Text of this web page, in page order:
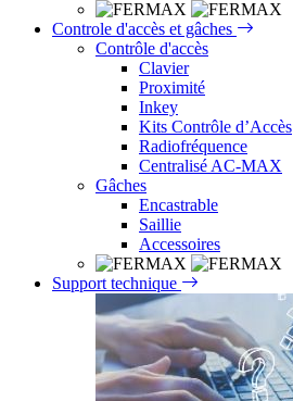
Controle d'accès et gâches
Contrôle d'accès
Clavier
Proximité
Inkey
Kits Contrôle d’Accès
Radiofréquence
Centralisé AC-MAX
Gâches
Encastrable
Saillie
Accessoires
Support technique